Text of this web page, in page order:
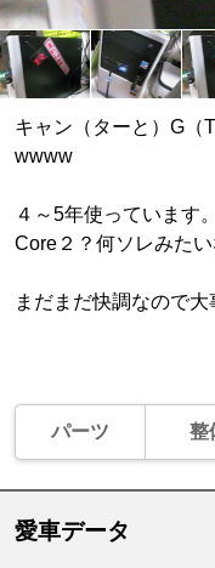
キャン（ターと）G（
wwww
４～5年使っています。
Core２？何ソレみた
まだまだ快調なので
パーツ 整
愛車データ